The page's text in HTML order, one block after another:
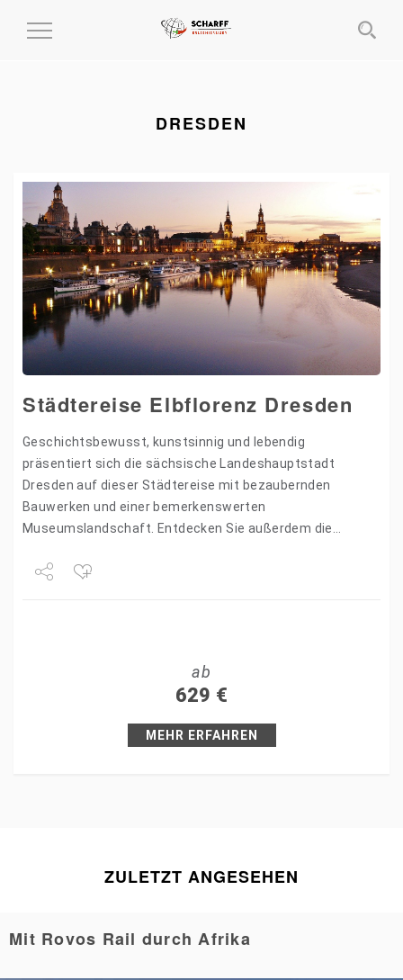
MENÜ
DRESDEN
Städtereise Elbflorenz Dresden
Geschichtsbewusst, kunstsinnig und lebendig
präsentiert sich die sächsische Landeshauptstadt
Dresden auf dieser Städtereise mit bezaubernden
Bauwerken und einer bemerkenswerten
Museumslandschaft. Entdecken Sie außerdem die
Landschaften & Schlössern. Ausflüge u.a. nach Meißen,
ab
629 €
MEHR ERFAHREN
ZULETZT ANGESEHEN
Mit Rovos Rail durch Afrika